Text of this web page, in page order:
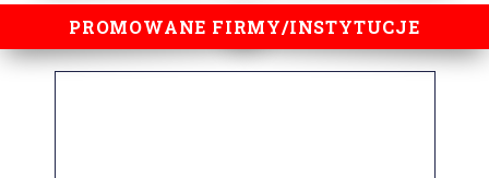
PROMOWANE FIRMY/INSTYTUCJE